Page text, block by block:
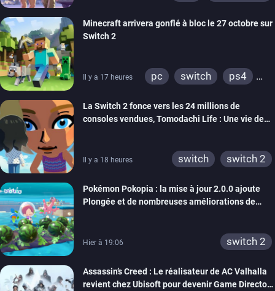
Minecraft arrivera gonflé à bloc le 27 octobre sur
Switch 2
Il y a 17 heures pc switch
ps4
wiiu
3ds
ps3
xbox 360
switch 2
La Switch 2 fonce vers les 24 millions de
consoles vendues, Tomodachi Life : Une vie de
Il y a 18 heures switch switch 2
Pokémon Pokopia : la mise à jour 2.0.0 ajoute
Plongée et de nombreuses améliorations de
Hier à 19:06 switch 2
Assassin’s Creed : Le réalisateur de AC Valhalla
revient chez Ubisoft pour devenir Game Director